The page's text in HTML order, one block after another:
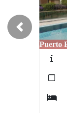
Previous